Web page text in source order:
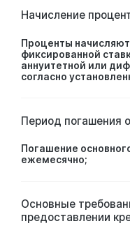
Начисление
Проценты
фиксированной
аннуитетной или
согласно
Период погашения
Погашение
ежемесячно;
Основные
предоставлении